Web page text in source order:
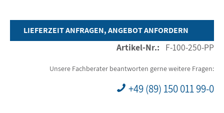
LIEFERZEIT ANFRAGEN, ANGEBOT ANFORDERN
Artikel-Nr.: F-100-250-PP
Unsere Fachberater beantworten gerne weitere Fragen:
+49 (89) 150 011 99-0